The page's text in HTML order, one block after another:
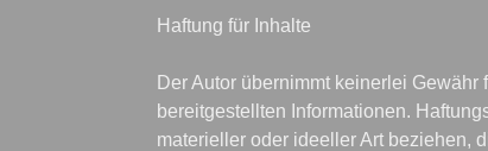
Haftung für Inhalte
Der Autor übernimmt keinerlei
bereitgestellten Informationen.
materieller oder ideeller Art beziehen,